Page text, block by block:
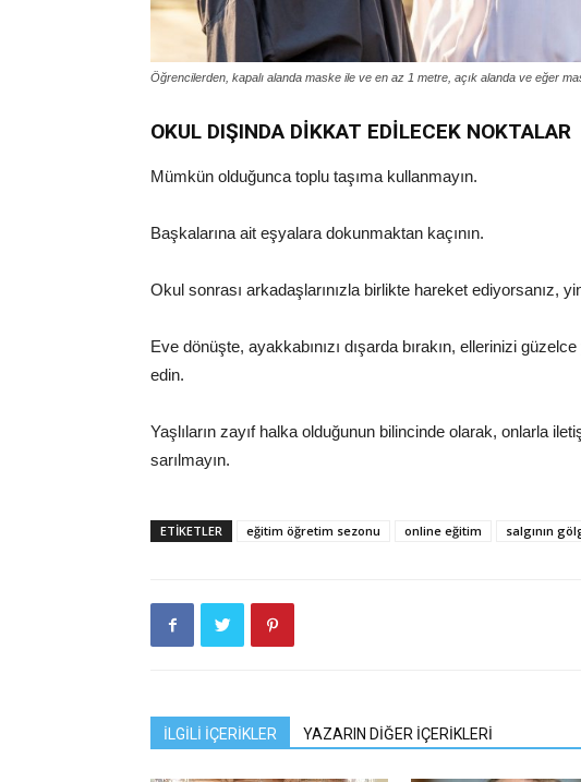
Öğrencilerden, kapalı alanda maske ile ve en az 1 metre, açık alanda ve eğer
OKUL DIŞINDA DİKKAT EDİLECEK NOKTALAR
Mümkün olduğunca toplu taşıma kullanmayın.
Başkalarına ait eşyalara dokunmaktan kaçının.
Okul sonrası arkadaşlarınızla birlikte hareket ediyorsanız,
Eve dönüşte, ayakkabınızı dışarda bırakın, ellerinizi
edin.
Yaşlıların zayıf halka olduğunun bilincinde olarak, onlarla
sarılmayın.
ETIKETLER eğitim öğretim sezonu online eğitim salgının
İLGİLİ İÇERİKLER YAZARIN DİĞER İÇERİKLERİ